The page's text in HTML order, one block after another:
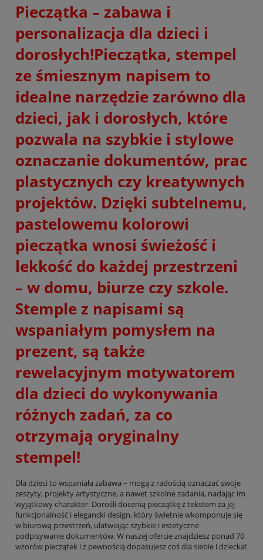
Pieczątka – zabawa i
personalizacja dla dzieci i
dorosłych!Pieczątka, stempel
ze śmiesznym napisem to
idealne narzędzie zarówno dla
dzieci, jak i dorosłych, które
pozwala na szybkie i stylowe
oznaczanie dokumentów, prac
plastycznych czy kreatywnych
projektów. Dzięki subtelnemu,
pastelowemu kolorowi
pieczątka wnosi świeżość i
lekkość do każdej przestrzeni
– w domu, biurze czy szkole.
Stemple z napisami są
wspaniałym pomysłem na
prezent, są także
rewelacyjnym motywatorem
dla dzieci do wykonywania
różnych zadań, za co
otrzymają oryginalny
stempel!
Dla dzieci to wspaniała zabawa – mogą z radością oznaczać swoje
zeszyty, projekty artystyczne, a nawet szkolne zadania, nadając im
wyjątkowy charakter. Dorośli docenią pieczątkę z tekstem za jej
funkcjonalność i elegancki design, który świetnie wkomponuje się
w biurową przestrzeń, ułatwiając szybkie i estetyczne
podpisywanie dokumentów. W naszej ofercie znajdziesz ponad 70
wzorów pieczątek i z pewnością dopasujesz coś dla siebie i dziecka!